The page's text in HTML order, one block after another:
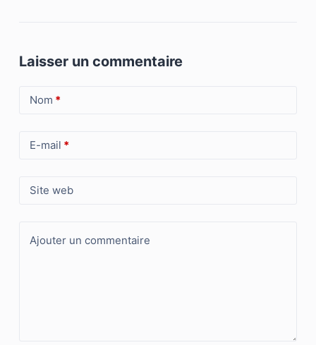
Laisser un commentaire
Nom *
E-mail *
Site web
Ajouter un commentaire